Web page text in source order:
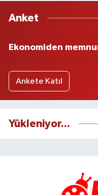
Anket
Ekonomiden
Ankete Katıl
Yükleniyor...